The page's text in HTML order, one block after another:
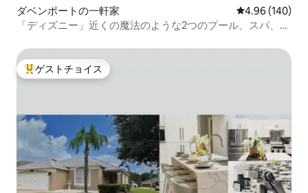
ダベンポートの一軒家 レビュー140
4.96 (140)
「ディズニー」近くの魔法のような2つのプール、スパ、ゲ
大好評のゲストチョイスです。
ゲストチョイス